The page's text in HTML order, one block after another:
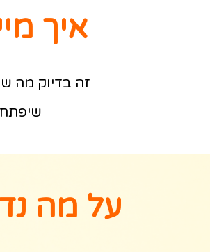
איך
זה בדיוק מה
שיפתח
על מה